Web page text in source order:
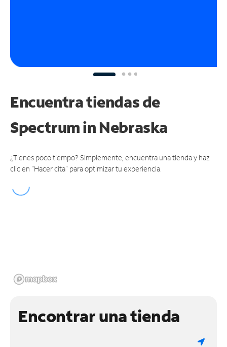
Encuentra tiendas de
Spectrumin Nebraska
¿Tienes poco tiempo? Simplemente, encuentra una tienda y haz
clic en "Hacer cita" para optimizar tu experiencia.
Encontrar una tienda